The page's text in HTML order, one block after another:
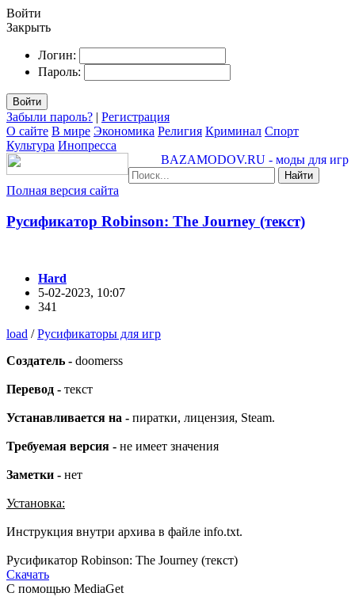
Войти
Закрыть
Логин:
Пароль:
Войти
Забыли пароль? | Регистрация
О сайте В мире Экономика Религия Криминал Спорт
Культура Инопресса
BAZAMODOV.RU - моды для игр
Найти
Полная версия сайта
Русификатор Robinson: The Journey (текст)
Hard
5-02-2023, 10:07
341
load /Русификаторы для игр
Создатель - doomerss
Перевод - текст
Устанавливается на - пиратки, лицензия, Steam.
Требуемая версия - не имеет значения
Заметки - нет
Установка:
Инструкция внутри архива в файле info.txt.
Русификатор Robinson: The Journey (текст)
Скачать
С помощью MediaGet